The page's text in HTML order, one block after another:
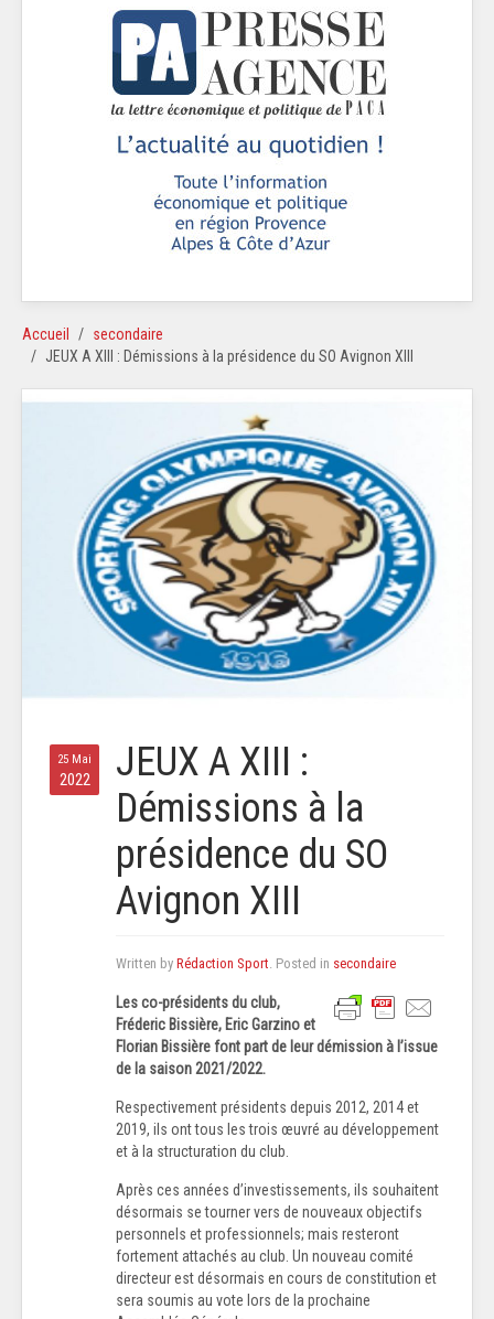
Accueil
secondaire
JEUX A XIII : Démissions à la présidence du SO Avignon XIII
25 Mai
2022
JEUX A XIII :
Démissions à la
présidence du SO
Avignon XIII
Written by Rédaction Sport . Posted in secondaire
Les co-présidents du club,
Fréderic Bissière, Eric Garzino et
Florian Bissière font part de leur démission à l’issue
de la saison 2021/2022.
Respectivement présidents depuis 2012, 2014 et
2019, ils ont tous les trois œuvré au développement
et à la structuration du club.
Après ces années d’investissements, ils souhaitent
désormais se tourner vers de nouveaux objectifs
personnels et professionnels; mais resteront
fortement attachés au club. Un nouveau comité
directeur est désormais en cours de constitution et
sera soumis au vote lors de la prochaine